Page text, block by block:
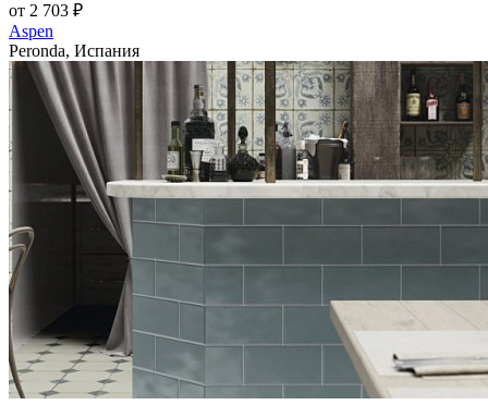
от 2 703 ₽
Aspen
Peronda, Испания